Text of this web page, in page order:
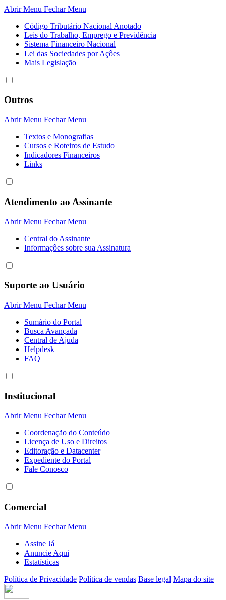
Abrir Menu Fechar Menu
Código Tributário Nacional Anotado
Leis do Trabalho, Emprego e Previdência
Sistema Financeiro Nacional
Lei das Sociedades por Açôes
Mais Legislação
Outros
Abrir Menu Fechar Menu
Textos e Monografias
Cursos e Roteiros de Estudo
Indicadores Financeiros
Links
Atendimento ao Assinante
Abrir Menu Fechar Menu
Central do Assinante
Informaçôes sobre sua Assinatura
Suporte ao Usuário
Abrir Menu Fechar Menu
Sumário do Portal
Busca Avançada
Central de Ajuda
Helpdesk
FAQ
Institucional
Abrir Menu Fechar Menu
Coordenação do Conteúdo
Licença de Uso e Direitos
Editoração e Datacenter
Expediente do Portal
Fale Conosco
Comercial
Abrir Menu Fechar Menu
Assine Já
Anuncie Aqui
Estatísticas
Política de Privacidade Política de vendas Base legal Mapa do site